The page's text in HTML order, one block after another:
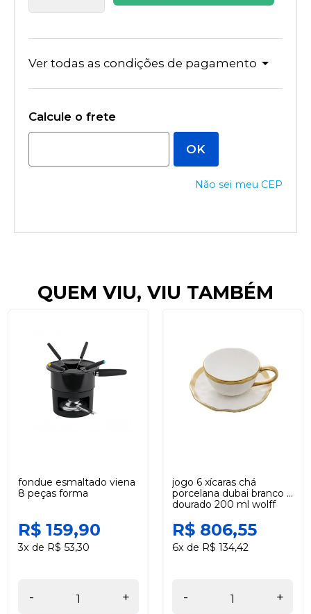
Ver todas as condições de pagamento
Não sei meu CEP
QUEM VIU, VIU TAMBÉM
fondue esmaltado viena
8 peças forma
R$ 159,90
3x de R$ 53,30
- +
jogo 6 xícaras chá
porcelana dubai branco e
dourado 200 ml wolff
R$ 806,55
6x de R$ 134,42
- +